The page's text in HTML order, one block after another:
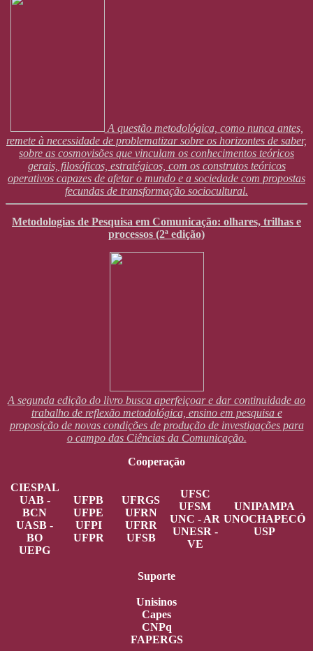
A questão metodológica, como nunca antes,
remete à necessidade de problematizar sobre os horizontes de saber,
sobre as cosmovisões que vinculam os conhecimentos teóricos
gerais, filosóficos, estratégicos, com os construtos teóricos
operativos capazes de afetar o mundo e a sociedade com propostas
fecundas de transformação sociocultural.
Metodologias de Pesquisa em Comunicação: olhares, trilhas e
processos (2ª edição)
A segunda edição do livro busca aperfeiçoar e dar continuidade ao
trabalho de reflexão metodológica, ensino em pesquisa e
proposição de novas condições de produção de investigações para
o campo das Ciências da Comunicação.
Cooperação
CIESPAL
UAB -
BCN
UASB -
BO
UEPG
UFPB
UFPE
UFPI
UFPR
UFRGS
UFRN
UFRR
UFSB
UFSC
UFSM
UNC - AR
UNESR -
VE
UNIPAMPA
UNOCHAPECÓ
USP
Suporte
Unisinos
Capes
CNPq
FAPERGS